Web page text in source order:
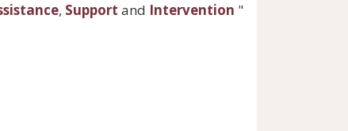
, Support and Intervention "